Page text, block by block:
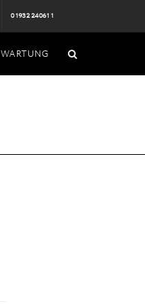
01932 240611
WARTUNG